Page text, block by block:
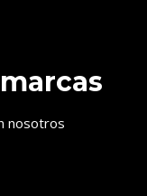
nosotros